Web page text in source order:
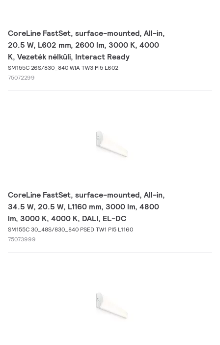
CoreLine FastSet, surface-mounted, All-in,
20.5 W, L602 mm, 2600 lm, 3000 K, 4000
K, Vezeték nélküli, Interact Ready
SM155C 26S/830_840 WIA TW3 PI5 L602
75072299
CoreLine FastSet, surface-mounted, All-in,
34.5 W, 20.5 W, L1160 mm, 3000 lm, 4800
lm, 3000 K, 4000 K, DALI, EL-DC
SM155C 30_48S/830_840 PSED TW1 PI5 L1160
75073999